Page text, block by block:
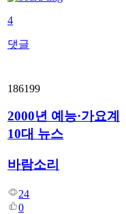
4
댓글
186199
2000년 예능·가요계
10대 뉴스
바람소리
24
0